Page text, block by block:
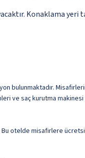
Konaklama
bulunmaktadır.
ve saç kurutma
Bu otelde misafirlere